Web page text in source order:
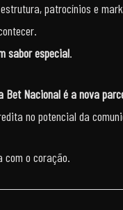
patrocínios e
sabor especial.
Bet Nacional é a nova
no potencial da
com o coração.